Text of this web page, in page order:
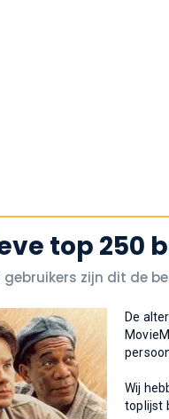
top 250
gebruikers zijn dit de
De
Wij
toplijst